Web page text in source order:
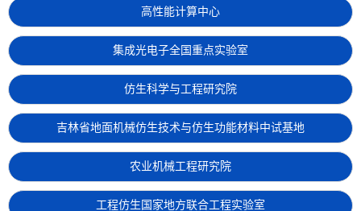
高性能计算中心
集成光电子全国重点实验室
仿生科学与工程研究院
吉林省地面机械仿生技术与仿生功能材料中试基地
农业机械工程研究院
工程仿生国家地方联合工程实验室